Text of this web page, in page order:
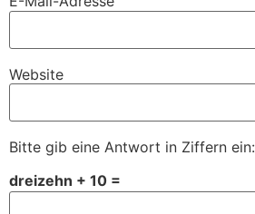
Website
Bitte gib eine Antwort in Ziffern ein:
dreizehn + 10 =